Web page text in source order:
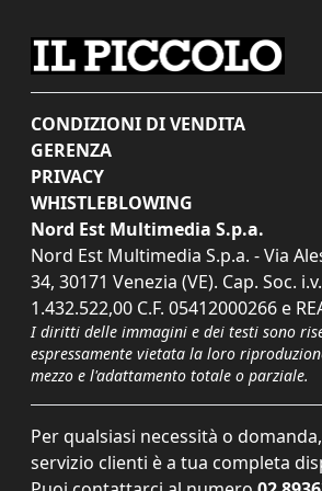
CONDIZIONI DI VENDITA
GERENZA
PRIVACY
WHISTLEBLOWING
Nord Est Multimedia S.p.a.
Nord Est Multimedia S.p.a. - Via
34, 30171 Venezia (VE). Cap. Soc.
1.432.522,00 C.F. 05412000266 e
I diritti delle immagini e dei testi sono
espressamente vietata la loro
mezzo e l'adattamento totale o parziale.
Per qualsiasi necessità o
servizio clienti è a tua completa